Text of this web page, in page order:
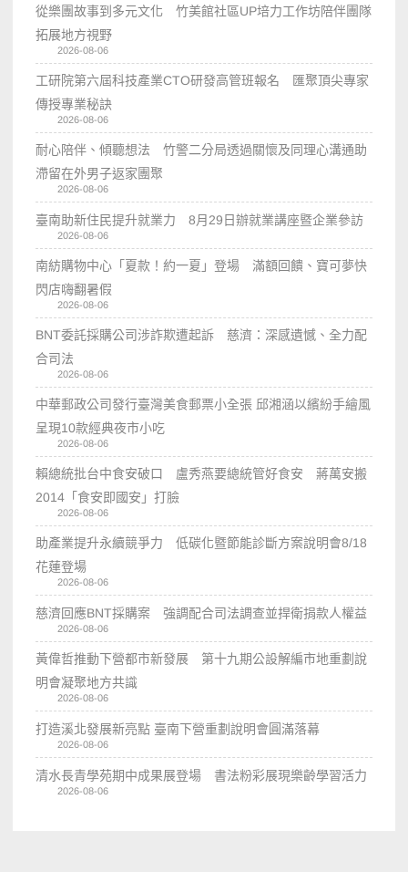
從樂團故事到多元文化 竹美館社區UP培力工作坊陪伴團隊
拓展地方視野
2026-08-06
工研院第六屆科技產業CTO研發高管班報名 匯聚頂尖專家
傳授專業秘訣
2026-08-06
耐心陪伴、傾聽想法 竹警二分局透過關懷及同理心溝通助
滯留在外男子返家團聚
2026-08-06
臺南助新住民提升就業力 8月29日辦就業講座暨企業參訪
2026-08-06
南紡購物中心「夏款！約一夏」登場 滿額回饋、寶可夢快
閃店嗨翻暑假
2026-08-06
BNT委託採購公司涉詐欺遭起訴 慈濟：深感遺憾、全力配
合司法
2026-08-06
中華郵政公司發行臺灣美食郵票小全張 邱湘涵以繽紛手繪風
呈現10款經典夜市小吃
2026-08-06
賴總統批台中食安破口 盧秀燕要總統管好食安 蔣萬安搬
2014「食安即國安」打臉
2026-08-06
助產業提升永續競爭力 低碳化暨節能診斷方案說明會8/18
花蓮登場
2026-08-06
慈濟回應BNT採購案 強調配合司法調查並捍衛捐款人權益
2026-08-06
黃偉哲推動下營都市新發展 第十九期公設解編市地重劃說
明會凝聚地方共識
2026-08-06
打造溪北發展新亮點 臺南下營重劃說明會圓滿落幕
2026-08-06
清水長青學苑期中成果展登場 書法粉彩展現樂齡學習活力
2026-08-06